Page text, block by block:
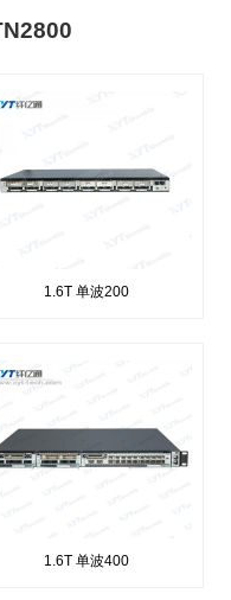
1.6T 单波200
1.6T 单波400